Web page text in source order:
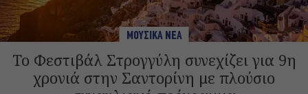
ΜΟΥΣΙΚΑ ΝΕΑ
Το Φεστιβάλ Στρογγύλη συνεχίζει για 9η
χρονιά στην Σαντορίνη με πλούσιο